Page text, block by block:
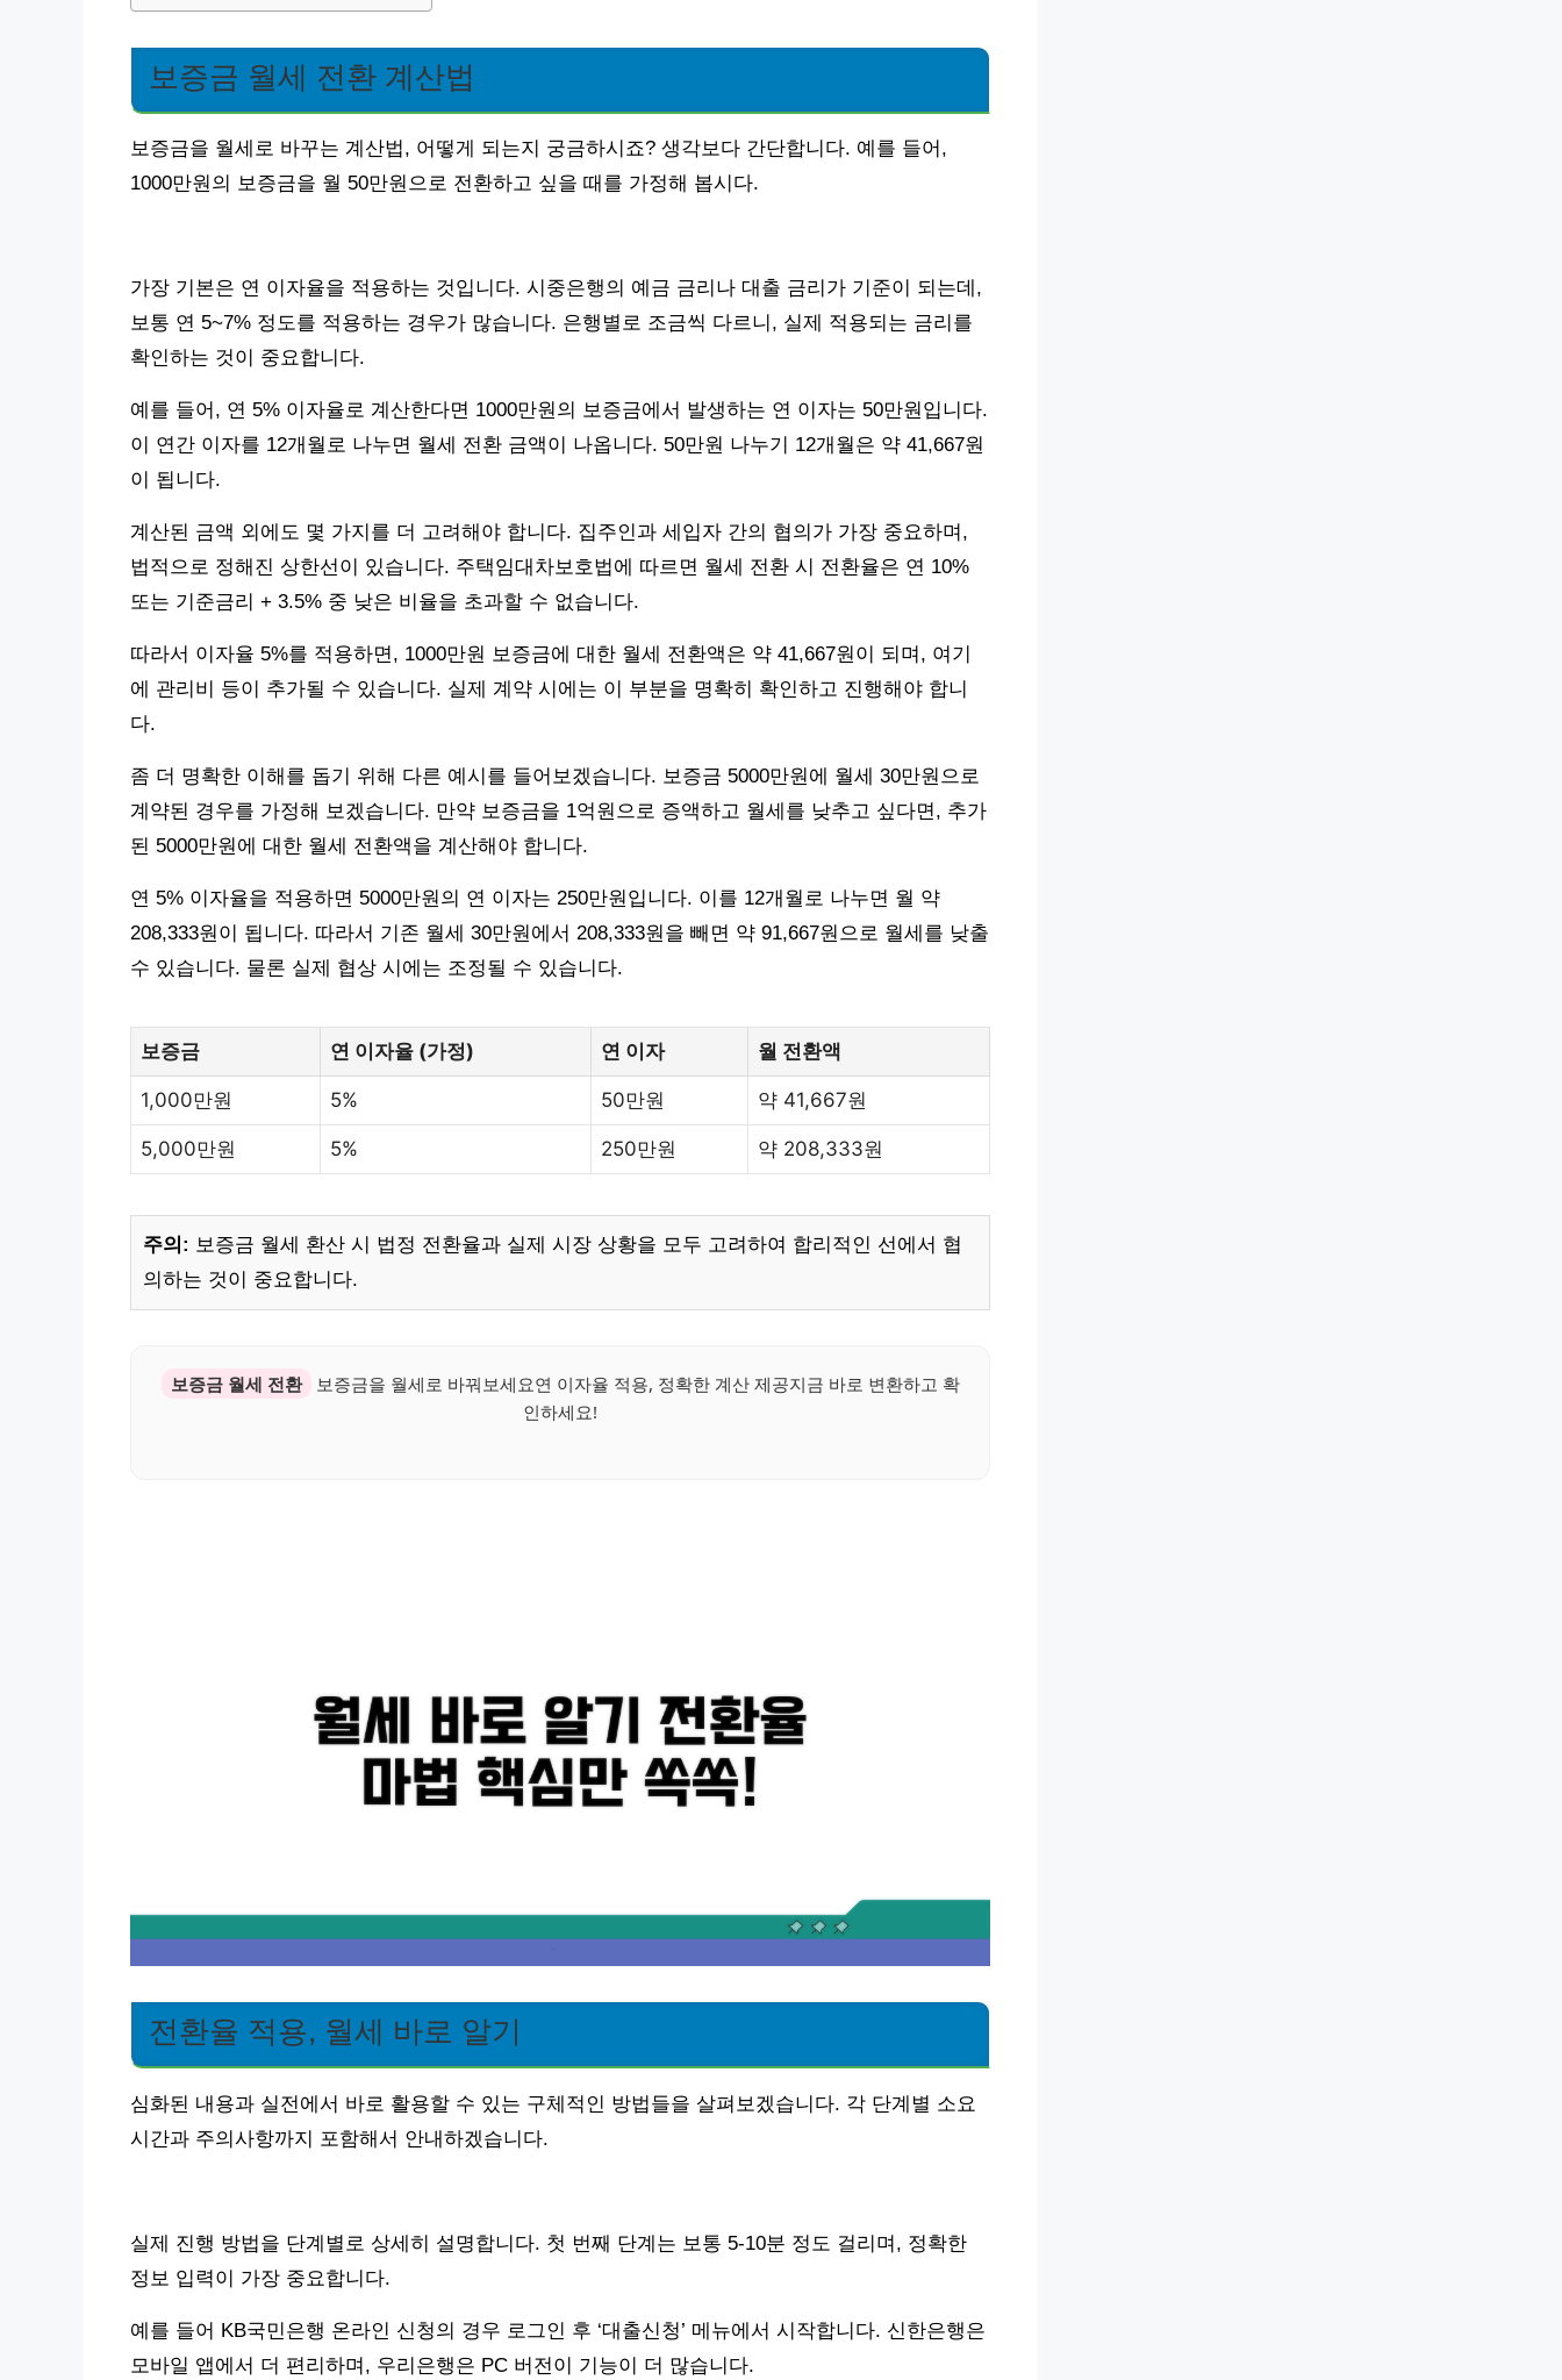
보증금 월세 전환 계산법
보증금을 월세로 바꾸는 계산법, 어떻게 되는지 궁금하시죠? 생각보다 간단합니다. 예를 들어,
1000만원의 보증금을 월 50만원으로 전환하고 싶을 때를 가정해 봅시다.
가장 기본은 연 이자율을 적용하는 것입니다. 시중은행의 예금 금리나 대출 금리가 기준이 되는데,
보통 연 5~7% 정도를 적용하는 경우가 많습니다. 은행별로 조금씩 다르니, 실제 적용되는 금리를
확인하는 것이 중요합니다.
예를 들어, 연 5% 이자율로 계산한다면 1000만원의 보증금에서 발생하는 연 이자는 50만원입니다.
이 연간 이자를 12개월로 나누면 월세 전환 금액이 나옵니다. 50만원 나누기 12개월은 약 41,667원
이 됩니다.
계산된 금액 외에도 몇 가지를 더 고려해야 합니다. 집주인과 세입자 간의 협의가 가장 중요하며,
법적으로 정해진 상한선이 있습니다. 주택임대차보호법에 따르면 월세 전환 시 전환율은 연 10%
또는 기준금리 + 3.5% 중 낮은 비율을 초과할 수 없습니다.
따라서 이자율 5%를 적용하면, 1000만원 보증금에 대한 월세 전환액은 약 41,667원이 되며, 여기
에 관리비 등이 추가될 수 있습니다. 실제 계약 시에는 이 부분을 명확히 확인하고 진행해야 합니
다.
좀 더 명확한 이해를 돕기 위해 다른 예시를 들어보겠습니다. 보증금 5000만원에 월세 30만원으로
계약된 경우를 가정해 보겠습니다. 만약 보증금을 1억원으로 증액하고 월세를 낮추고 싶다면, 추가
된 5000만원에 대한 월세 전환액을 계산해야 합니다.
연 5% 이자율을 적용하면 5000만원의 연 이자는 250만원입니다. 이를 12개월로 나누면 월 약
208,333원이 됩니다. 따라서 기존 월세 30만원에서 208,333원을 빼면 약 91,667원으로 월세를 낮출
수 있습니다. 물론 실제 협상 시에는 조정될 수 있습니다.
보증금 연 이자율 (가정) 연 이자 월 전환액
1,000만원 5% 50만원 약 41,667원
5,000만원 5% 250만원 약 208,333원
주의: 보증금 월세 환산 시 법정 전환율과 실제 시장 상황을 모두 고려하여 합리적인 선에서 협
의하는 것이 중요합니다.
보증금 월세 전환
보증금을 월세로 바꿔보세요연 이자율 적용, 정확한 계산 제공지금 바로 변환하고 확
인하세요!
전환율 적용, 월세 바로 알기
심화된 내용과 실전에서 바로 활용할 수 있는 구체적인 방법들을 살펴보겠습니다. 각 단계별 소요
시간과 주의사항까지 포함해서 안내하겠습니다.
실제 진행 방법을 단계별로 상세히 설명합니다. 첫 번째 단계는 보통 5-10분 정도 걸리며, 정확한
정보 입력이 가장 중요합니다.
예를 들어 KB국민은행 온라인 신청의 경우 로그인 후 ‘대출신청’ 메뉴에서 시작합니다. 신한은행은
모바일 앱에서 더 편리하며, 우리은행은 PC 버전이 기능이 더 많습니다.